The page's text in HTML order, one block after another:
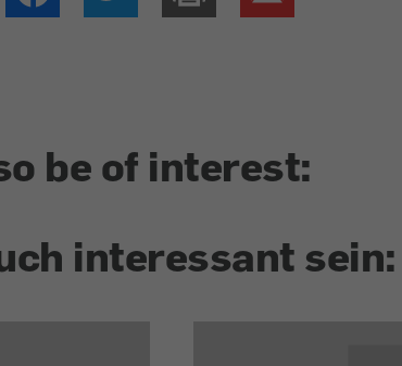
be of interest:
interessant sein: